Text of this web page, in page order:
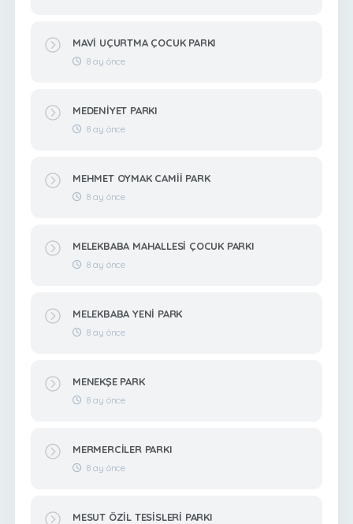
MAVİ UÇURTMA ÇOCUK PARKI
8 ay önce
MEDENİYET PARKI
8 ay önce
MEHMET OYMAK CAMİİ PARK
8 ay önce
MELEKBABA MAHALLESİ ÇOCUK PARKI
8 ay önce
MELEKBABA YENİ PARK
8 ay önce
MENEKŞE PARK
8 ay önce
MERMERCİLER PARKI
8 ay önce
MESUT ÖZİL TESİSLERİ PARKI